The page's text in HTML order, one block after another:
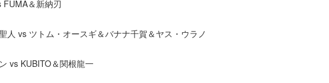
FUMA＆新納刃
人 vs ツトム・オースギ＆バナナ千賀＆ヤス・ウラノ
vs KUBITO＆関根龍一